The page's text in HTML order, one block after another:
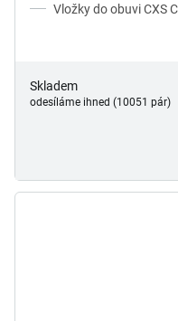
Vložky do obuvi CXS
Skladem
odesíláme ihned (10051 pár)